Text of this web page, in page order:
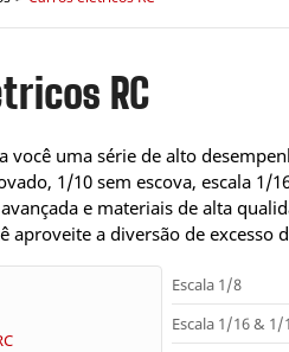
RC
você uma série de alto
1/10 sem escova, escala
e materiais de alta
aproveite a diversão de excesso
Escala 1/8
Escala 1/16 & 1/